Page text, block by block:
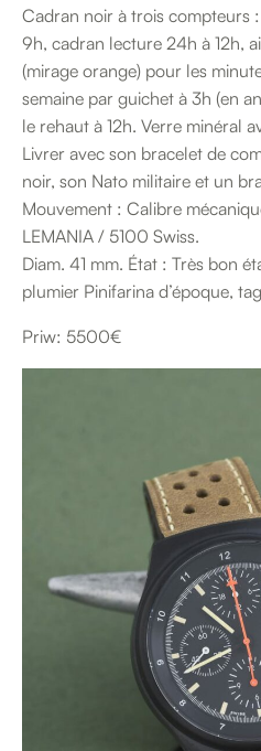
Cadran noir à trois compteurs
9h, cadran lecture 24h à 12h,
(mirage orange) pour les
semaine par guichet à 3h (en
le rehaut à 12h. Verre minéral
Livrer avec son bracelet de
noir, son Nato militaire et un
Mouvement : Calibre
LEMANIA / 5100 Swiss.
Diam. 41 mm. État : Très bon
plumier Pinifarina d’époque,
Priw: 5500€